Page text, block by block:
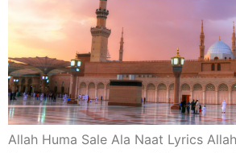
Allah Huma Sale Ala Naat Lyrics